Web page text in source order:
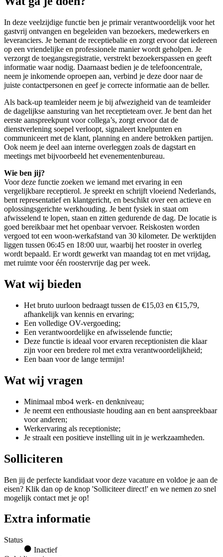
In deze veelzijdige functie ben je primair verantwoordelijk voor het
gastvrij ontvangen en begeleiden van bezoekers, medewerkers en
leveranciers. Je bemant de receptiebalie en zorgt ervoor dat iedereen
op een vriendelijke en professionele manier wordt geholpen. Je
verzorgt de toegangsregistratie, verstrekt bezoekerspassen en geeft
informatie waar nodig. Daarnaast bedien je de telefooncentrale,
neem je inkomende oproepen aan, verbind je deze door naar de
juiste contactpersonen en geef je correcte informatie aan de beller.
Als back-up teamleider neem je bij afwezigheid van de teamleider
de dagelijkse aansturing van het receptieteam over. Je bent dan het
eerste aanspreekpunt voor collega’s, zorgt ervoor dat de
dienstverlening soepel verloopt, signaleert knelpunten en
communiceert met de klant, planning en andere betrokken partijen.
Ook neem je deel aan interne overleggen zoals de dagstart en
meetings met bijvoorbeeld het evenementenbureau.
Wie ben jij?
Voor deze functie zoeken we iemand met ervaring in een
vergelijkbare receptierol. Je spreekt en schrijft vloeiend Nederlands,
bent representatief en klantgericht, en beschikt over een actieve en
oplossingsgerichte werkhouding. Je bent fysiek in staat om
afwisselend te lopen, staan en zitten gedurende de dag. De locatie is
goed bereikbaar met het openbaar vervoer. Reiskosten worden
vergoed tot een woon-werkafstand van 30 kilometer. De werktijden
liggen tussen 06:45 en 18:00 uur, waarbij het rooster in overleg
wordt bepaald. Er wordt gewerkt van maandag tot en met vrijdag,
met ruimte voor één roostervrije dag per week.
Wat wij bieden
Het bruto uurloon bedraagt tussen de €15,03 en €15,79,
afhankelijk van kennis en ervaring;
Een volledige OV-vergoeding;
Een verantwoordelijke en afwisselende functie;
Deze functie is ideaal voor ervaren receptionisten die klaar
zijn voor een bredere rol met extra verantwoordelijkheid;
Een baan voor de lange termijn!
Wat wij vragen
Minimaal mbo4 werk- en denkniveau;
Je neemt een enthousiaste houding aan en bent aanspreekbaar
voor anderen;
Werkervaring als receptioniste;
Je straalt een positieve instelling uit in je werkzaamheden.
Solliciteren
Ben jij de perfecte kandidaat voor deze vacature en voldoe je aan de
eisen? Klik dan op de knop 'Solliciteer direct!' en we nemen zo snel
mogelijk contact met je op!
Extra informatie
Status
Inactief